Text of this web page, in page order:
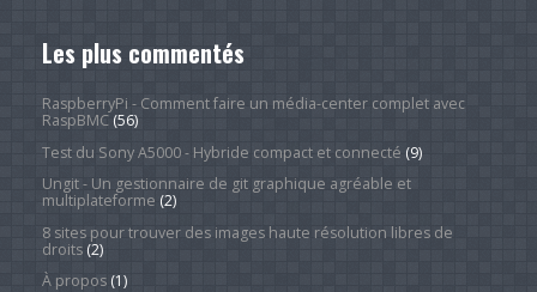
Les plus commentés
RaspberryPi - Comment faire un média-center complet avec
RaspBMC(56)
Test du Sony A5000 - Hybride compact et connecté (9)
Ungit - Un gestionnaire de git graphique agréable et
multiplateforme (2)
8 sites pour trouver des images haute résolution libres de
droits(2)
À propos(1)